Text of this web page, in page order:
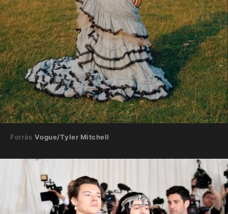
Forrás Vogue/Tyler Mitchell